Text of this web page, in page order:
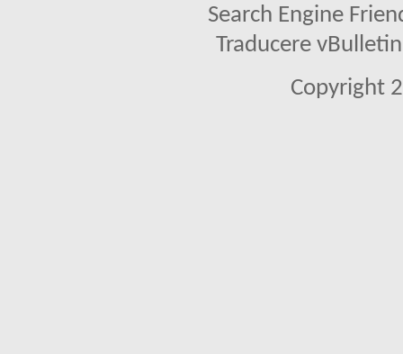
Search Engine
Traducere
Copyright